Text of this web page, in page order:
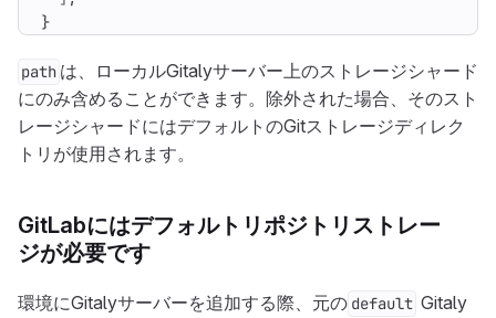
}
path は、ローカルGitalyサーバー上のストレージシャード
にのみ含めることができます。除外された場合、そのスト
レージシャードにはデフォルトのGitストレージディレク
トリが使用されます。
GitLabにはデフォルトリポジトリストレー
ジが必要です
環境にGitalyサーバーを追加する際、元の default Gitaly